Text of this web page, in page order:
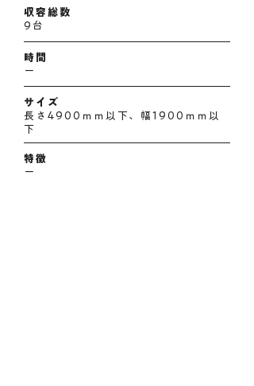
収容総数
9台
時間
ー
サイズ
長さ4900ｍｍ以下、幅1900ｍｍ以
下
特徴
ー